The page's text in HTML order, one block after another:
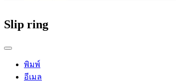
Slip ring
พิมพ์
อีเมล